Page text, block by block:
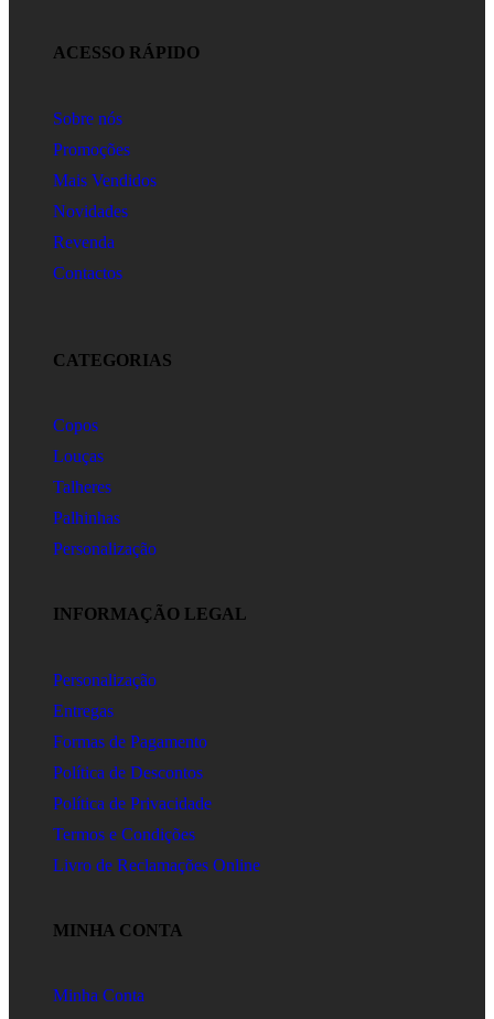
ACESSO RÁPIDO
Sobre nós
Promoções
Mais Vendidos
Novidades
Revenda
Contactos
CATEGORIAS
Copos
Louças
Talheres
Palhinhas
Personalização
INFORMAÇÃO LEGAL
Personalização
Entregas
Formas de Pagamento
Política de Descontos
Política de Privacidade
Termos e Condições
Livro de Reclamações Online
MINHA CONTA
Minha Conta